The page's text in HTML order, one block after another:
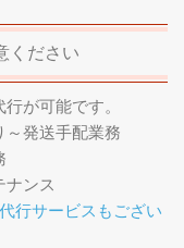
ください
が可能です。
～発送手配業務
ナンス
行サービスもござい